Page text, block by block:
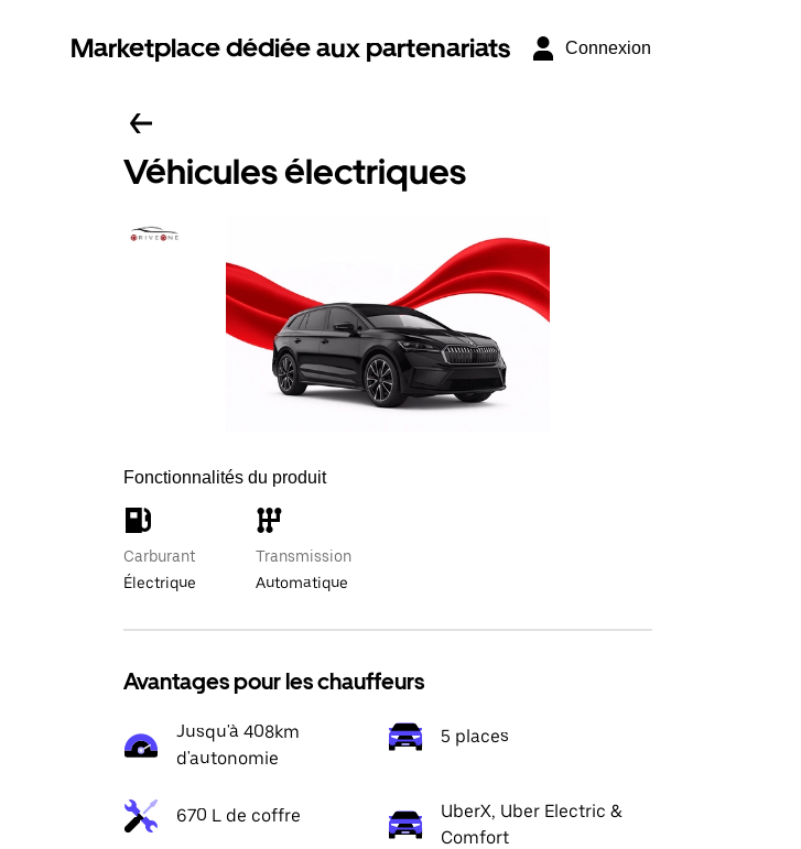
Marketplace dédiée aux partenariats Connexion
Véhicules électriques
Fonctionnalités du produit
Carburant
Électrique
Transmission
Automatique
Avantages pour les chauffeurs
Jusqu'à 408km
d'autonomie
5 places
670 L de coffre
UberX, Uber Electric &
Comfort